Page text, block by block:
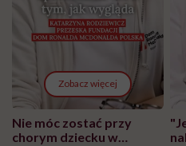
Zobacz więcej
Nie móc zostać przy
chorym dziecku w